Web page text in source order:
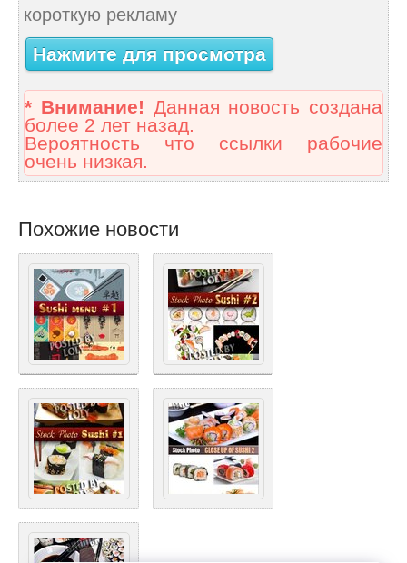
короткую рекламу
Нажмите для просмотра
* Внимание! Данная новость создана
более 2 лет назад.
Вероятность что ссылки рабочие
очень низкая.
Похожие новости